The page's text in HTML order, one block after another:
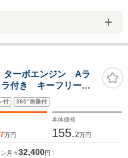
ーボエンジン Aラ
ラ付き キーフリー
ストップ スマート
ビーム ベンチシー
付 360°画像付
7万円
本体価格
155.2万円
月々32,400円